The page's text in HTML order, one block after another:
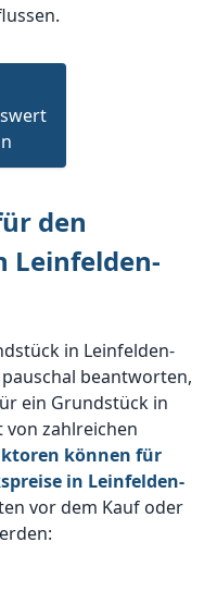
den
Leinfelden-
in Leinfelden-
beantworten,
ein Grundstück in
zahlreichen
können für
in Leinfelden-
vor dem Kauf oder